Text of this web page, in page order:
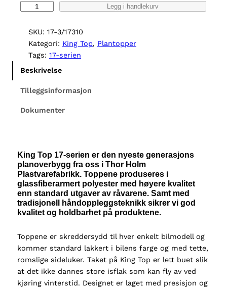
1
9
d
R
a
n
g
e
R
a
p
C
a
Legg i handlekurv
SKU: 17-3/17310
Kategori: King Top, Plantopper
Tags: 17-serien
Beskrivelse
Tilleggsinformasjon
Dokumenter
King Top 17-serien er den nyeste generasjons
planoverbygg fra oss i Thor Holm
Plastvarefabrikk. Toppene produseres i
glassfiberarmert polyester med høyere kvalitet
enn standard utgaver av råvarene. Samt med
tradisjonell håndoppleggsteknikk sikrer vi god
kvalitet og holdbarhet på produktene.
Toppene er skreddersydd til hver enkelt bilmodell og
kommer standard lakkert i bilens farge og med tette,
romslige sideluker. Taket på King Top er lett buet slik
at det ikke dannes store isflak som kan fly av ved
kjøring vinterstid. Designet er laget med presisjon og